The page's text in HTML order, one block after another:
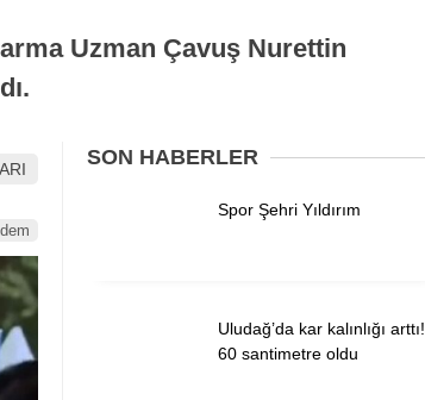
Uzman Çavuş Nurettin
SON HABERLER
Spor Şehri Yıldırım
Uludağ’da kar kalınlığı arttı!
60 santimetre oldu